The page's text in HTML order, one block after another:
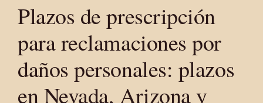
Plazos de prescripción
para reclamaciones por
daños personales: plazos
en Nevada, Arizona y